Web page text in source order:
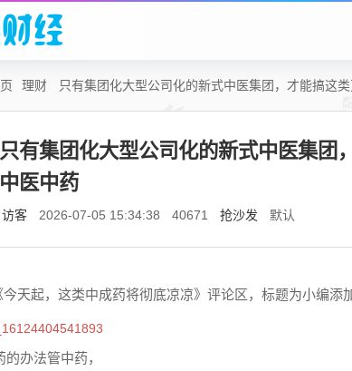
理财 只有集团化大型公司化的新式中医集团，才能搞这
只有集团化大型公司化的新式中医集团
中医中药
访客 2026-07-05 15:34:38 40671 抢沙发 默认
今天起，这类中成药将彻底凉凉》评论区，标题为小编添加
的办法管中药，